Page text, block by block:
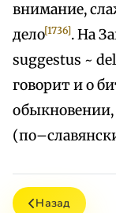
внимание,
дело[1736]. На
suggestus ~
говорит и о
обыкновении,
Назад